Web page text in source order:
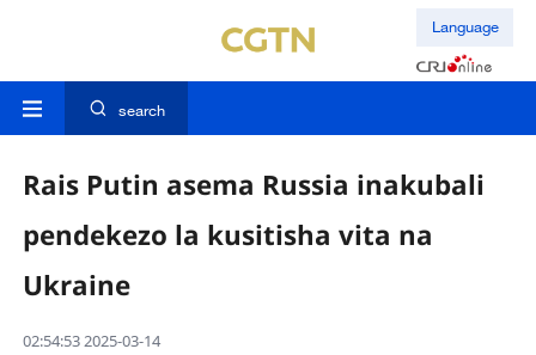
Language
search
Rais Putin asema Russia inakubali
pendekezo la kusitisha vita na
Ukraine
02:54:53 2025-03-14